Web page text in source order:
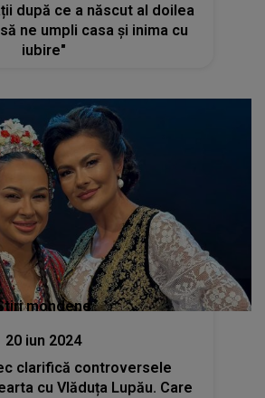
după ce a născut al doilea
ne umpli casa și inima cu
iubire"
mondene
20 iun 2024
clarifică controversele
cu Vlăduța Lupău. Care